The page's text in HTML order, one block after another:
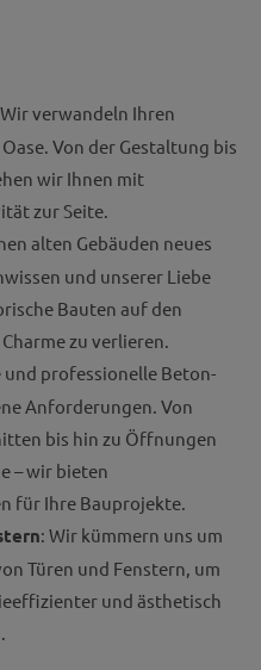
verwandeln Ihren
Von der Gestaltung bis
wir Ihnen mit
zur Seite.
alten Gebäuden neues
und unserer Liebe
Bauten auf den
zu verlieren.
und professionelle Beton-
Anforderungen. Von
bis hin zu Öffnungen
– wir bieten
für Ihre Bauprojekte.
: Wir kümmern uns um
Türen und Fenstern, um
und ästhetisch